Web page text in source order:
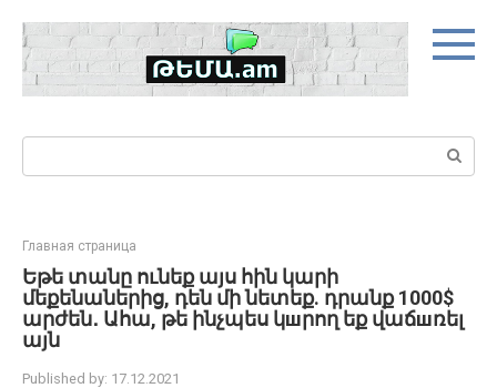
content
Search:
Главная страница
Եթե տանը ունեք այս հին կարի
մեքենաներից, դեն մի նետեք. դրանք 1000$
արժեն․ Ահա, թե ինչպես կшրող եք վաճшռել
այն
Published by: 17.12.2021